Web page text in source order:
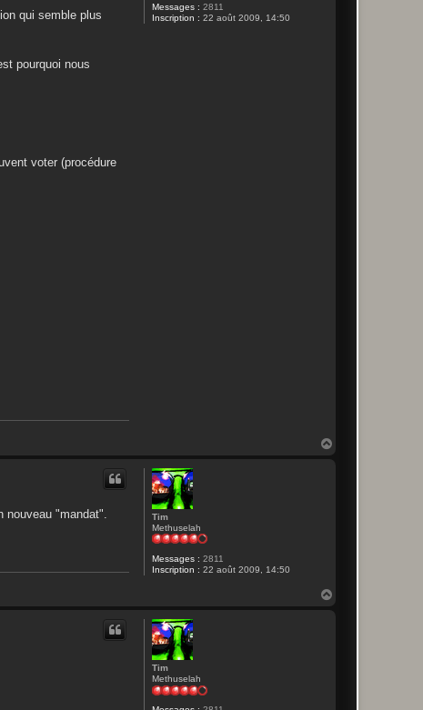
Messages : 2811
Inscription : 22 août 2009, 14:50
qui semble plus
pourquoi nous
voter (procédure
Tim
Methuselah
Messages : 2811
Inscription : 22 août 2009, 14:50
nouveau "mandat".
Tim
Methuselah